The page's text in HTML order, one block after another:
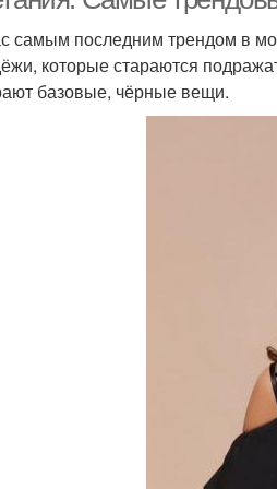
самым последним трендом в
которые стараются
базовые, чёрные вещи.